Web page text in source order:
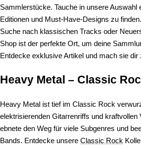
Sammlerstücke. Tauche in unsere Auswahl
Editionen und Must-Have-Designs zu
Suche nach klassischen Tracks oder
Shop ist der perfekte Ort, um deine
Entdecke exklusive Artikel und mach sie dir
Heavy Metal – Classic
Heavy Metal ist tief im Classic Rock
elektrisierenden Gitarrenriffs und kraftvollen
ebnete den Weg für viele Subgenres und
Bands. Entdecke unsere Classic Rock